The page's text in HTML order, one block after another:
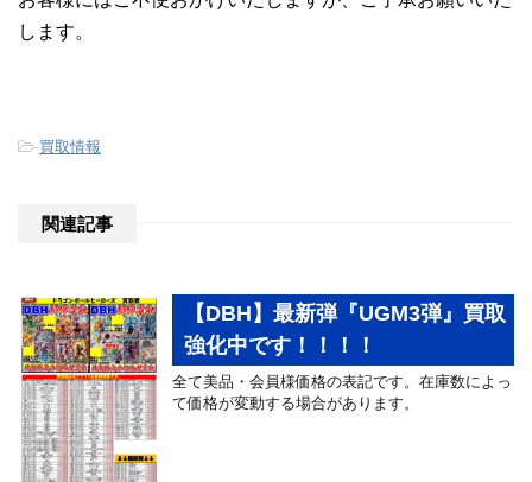
します。
-買取情報
関連記事
【DBH】最新弾『UGM3弾』買取
強化中です！！！！
全て美品・会員様価格の表記です。在庫数によっ
て価格が変動する場合があります。